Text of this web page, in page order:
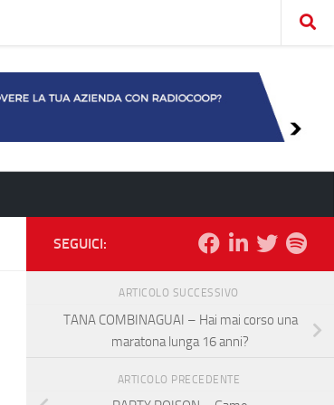
SEGUICI:
ARTICOLO SUCCESSIVO
TANA COMBINAGUAI – Hai mai corso una
maratona lunga 16 anni?
ARTICOLO PRECEDENTE